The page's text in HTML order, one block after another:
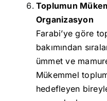
Toplumun
Organizasyon
Farabi’ye göre
bakımından
ümmet ve
Mükemmel
hedefleyen